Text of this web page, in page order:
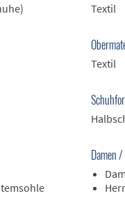
Textil
Textil
Damen